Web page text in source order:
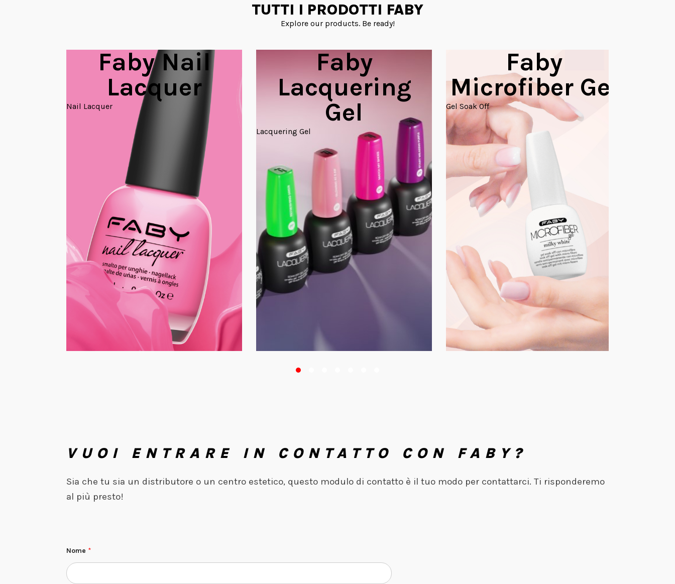
TUTTI I PRODOTTI FABY
Explore our products. Be ready!
Faby Nail
Lacquer
Nail Lacquer
Faby
Lacquering
Gel
Lacquering Gel
Faby
Microfiber Gel
Gel Soak Off
VUOI ENTRARE IN CONTATTO CON FABY?
Sia che tu sia un distributore o un centro estetico, questo modulo di contatto è il tuo modo per contattarci. Ti risponderemo
al più presto!
Nome *